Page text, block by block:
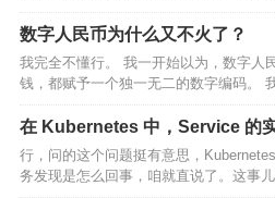
游帧数更高（5900X,7900X之类高端型
不如次一点的CPU帧数更高）；相…
数字人民币为什么又不火了？
我完全不懂行。 我一开始以为，数字人
钱，都赋予一个独一无二的数字编码。
我的存款中随机选取一百个一分钱，组
一百块钱吃饭，它就随机选取一万个一
在 Kubernetes 中，Service 的
何实现服务发现的？
行，问的这个问题挺有意思，
务发现是怎么回事，咱就直说了。这事